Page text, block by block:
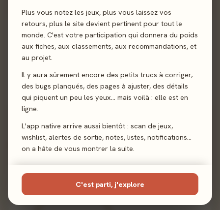
Plus vous notez les jeux, plus vous laissez vos
retours, plus le site devient pertinent pour tout le
monde. C'est votre participation qui donnera du poids
aux fiches, aux classements, aux recommandations, et
au projet.
Il y aura sûrement encore des petits trucs à corriger,
des bugs planqués, des pages à ajuster, des détails
qui piquent un peu les yeux… mais voilà : elle est en
ligne.
L'app native arrive aussi bientôt : scan de jeux,
wishlist, alertes de sortie, notes, listes, notifications…
on a hâte de vous montrer la suite.
C'est parti, j'explore
Sortie 20 octobre 2023
Auteur Loic Lamy ·Philippe des Pallières
Illustration Vincent Dutrait·Thomas Vuarchex
Éditeur Le Sens des Aiguilles
02 - LE VERDICT